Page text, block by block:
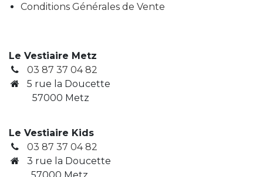
Conditions Générales de Vente
Le Vestiaire Metz
03 87 37 04 82
5 rue la Doucette
57000 Metz
Le Vestiaire Kids
03 87 37 04 82
3 rue la Doucette
​ 57000 Metz